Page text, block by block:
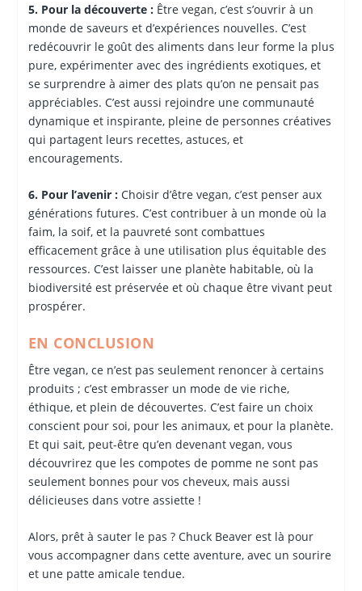
5. Pour la découverte :Être vegan, c’est s’ouvrir à un
monde de saveurs et d’expériences nouvelles. C’est
redécouvrir le goût des aliments dans leur forme la plus
pure, expérimenter avec des ingrédients exotiques, et
se surprendre à aimer des plats qu’on ne pensait pas
appréciables. C’est aussi rejoindre une communauté
dynamique et inspirante, pleine de personnes créatives
qui partagent leurs recettes, astuces, et
encouragements.
6. Pour l’avenir :Choisir d’être vegan, c’est penser aux
générations futures. C’est contribuer à un monde où la
faim, la soif, et la pauvreté sont combattues
efficacement grâce à une utilisation plus équitable des
ressources. C’est laisser une planète habitable, où la
biodiversité est préservée et où chaque être vivant peut
prospérer.
EN CONCLUSION
Être vegan, ce n’est pas seulement renoncer à certains
produits ; c’est embrasser un mode de vie riche,
éthique, et plein de découvertes. C’est faire un choix
conscient pour soi, pour les animaux, et pour la planète.
Et qui sait, peut-être qu’en devenant vegan, vous
découvrirez que les compotes de pomme ne sont pas
seulement bonnes pour vos cheveux, mais aussi
délicieuses dans votre assiette !
Alors, prêt à sauter le pas ? Chuck Beaver est là pour
vous accompagner dans cette aventure, avec un sourire
et une patte amicale tendue.